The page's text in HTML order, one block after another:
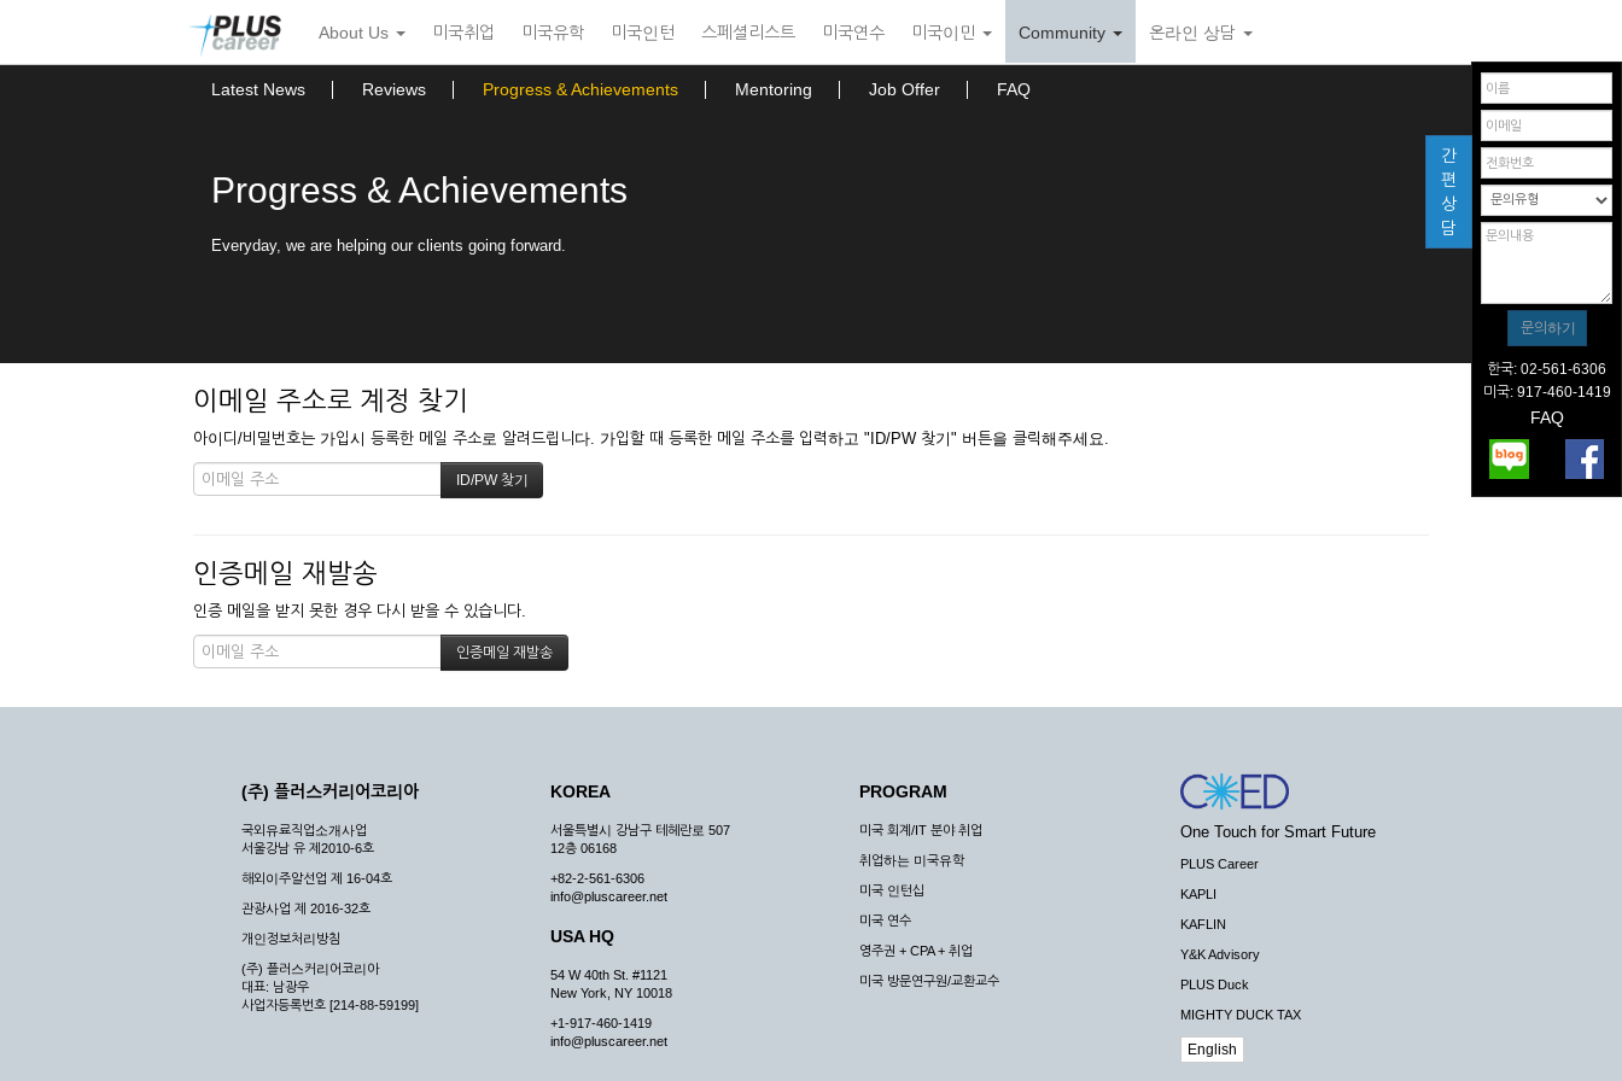
뉴
토
About Us 미국취업 미국유학 미국인턴 스페셜리스트 미국연수 미국이민 Community 온라인 상담
Latest News Reviews Progress & Achievements Mentoring Job Offer FAQ
Progress & Achievements
Everyday, we are helping our clients going forward.
이메일 주소로 계정 찾기
아이디/비밀번호는 가입시 등록한 메일 주소로 알려드립니다. 가입할 때 등록한 메일 주소를 입력하고 "ID/PW 찾기" 버튼을 클릭해주세요.
인증메일 재발송
인증 메일을 받지 못한 경우 다시 받을 수 있습니다.
간
편
상
담
한국: 02-561-6306
미국: 917-460-1419
FAQ
(주) 플러스커리어코리아
국외유료직업소개사업
서울강남 유 제2010-6호
해외이주알선업 제 16-04호
관광사업 제 2016-32호
개인정보처리방침
(주) 플러스커리어코리아
대표: 남광우
사업자등록번호 [214-88-59199]
KOREA
서울특별시 강남구 테헤란로 507
12층 06168
+82-2-561-6306
info@pluscareer.net
USA HQ
54 W 40th St. #1121
New York, NY 10018
+1-917-460-1419
info@pluscareer.net
PROGRAM
미국 회계/IT 분야 취업
취업하는 미국유학
미국 인턴십
미국 연수
영주권 + CPA + 취업
미국 방문연구원/교환교수
One Touch for Smart Future
PLUS Career
KAPLI
KAFLIN
Y&K Advisory
PLUS Duck
MIGHTY DUCK TAX
English